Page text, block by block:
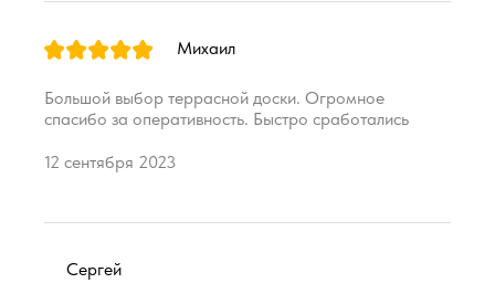
Михаил
Большой выбор террасной доски. Огромное
спасибо за оперативность. Быстро сработались
12 сентября 2023
Сергей